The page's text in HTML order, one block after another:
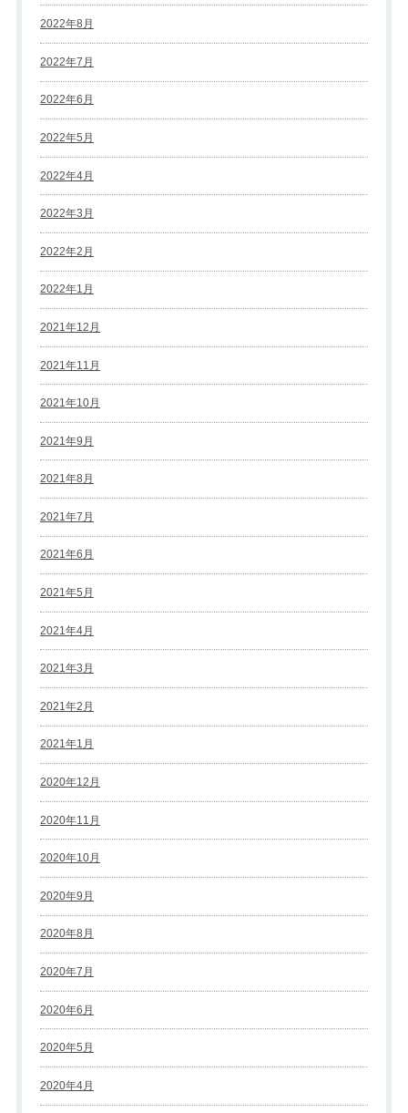
2022年8月
2022年7月
2022年6月
2022年5月
2022年4月
2022年3月
2022年2月
2022年1月
2021年12月
2021年11月
2021年10月
2021年9月
2021年8月
2021年7月
2021年6月
2021年5月
2021年4月
2021年3月
2021年2月
2021年1月
2020年12月
2020年11月
2020年10月
2020年9月
2020年8月
2020年7月
2020年6月
2020年5月
2020年4月